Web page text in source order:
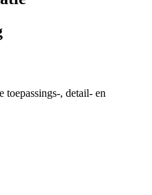
toepassings-, detail- en